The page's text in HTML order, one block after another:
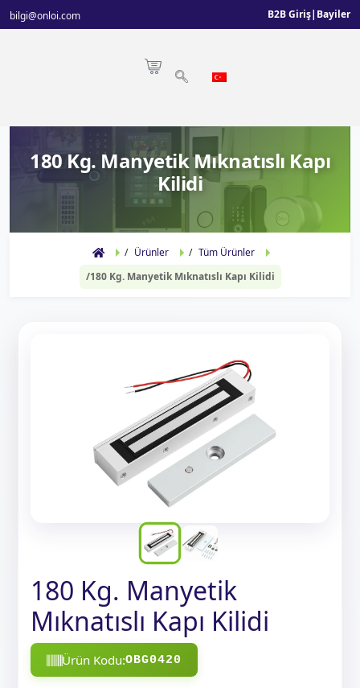
bilgi@onloi.com B2B Giriş| Bayiler
180 Kg. Manyetik Mıknatıslı Kapı
Kilidi
Ürünler
Tüm Ürünler
180 Kg. Manyetik Mıknatıslı Kapı Kilidi
180 Kg. Manyetik
Mıknatıslı Kapı Kilidi
Ürün Kodu:OBG0420